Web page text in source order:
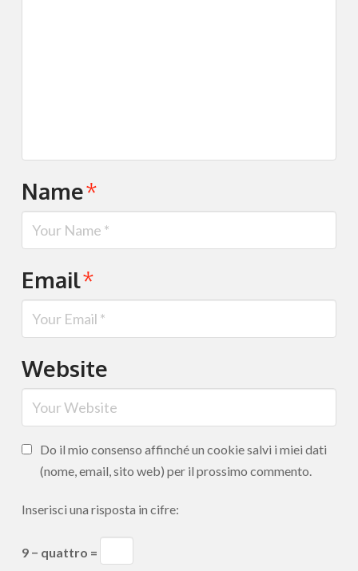
Name*
Email*
Website
Do il mio consenso affinché un cookie salvi i miei dati
(nome, email, sito web) per il prossimo commento.
Inserisci una risposta in cifre:
9 − quattro =